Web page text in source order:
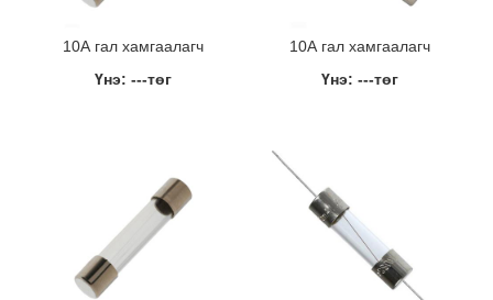
10А гал хамгаалагч
Үнэ: ---төг
10А гал хамгаалагч
Үнэ: ---төг